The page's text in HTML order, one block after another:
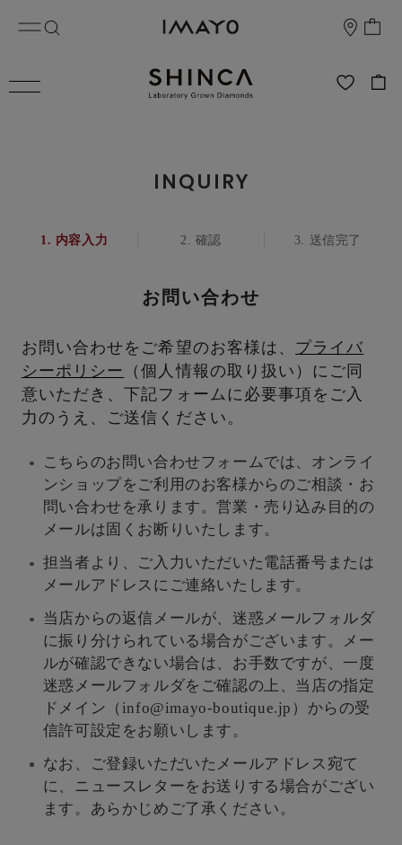
INQUIRY
内容入力 確認 送信完了
お問い合わせ
お問い合わせをご希望のお客様は、 プライバ
シーポリシー
（個人情報の取り扱い）にご同
意いただき、下記フォームに必要事項をご入
力のうえ、ご送信ください。
こちらのお問い合わせフォームでは、オンライ
ンショップをご利用のお客様からのご相談・お
問い合わせを承ります。営業・売り込み目的の
メールは固くお断りいたします。
担当者より、ご入力いただいた電話番号または
メールアドレスにご連絡いたします。
当店からの返信メールが、迷惑メールフォルダ
に振り分けられている場合がございます。メー
ルが確認できない場合は、お手数ですが、一度
迷惑メールフォルダをご確認の上、当店の指定
ドメイン（info@imayo-boutique.jp）からの受
信許可設定をお願いします。
なお、ご登録いただいたメールアドレス宛て
に、ニュースレターをお送りする場合がござい
ます。あらかじめご了承ください。